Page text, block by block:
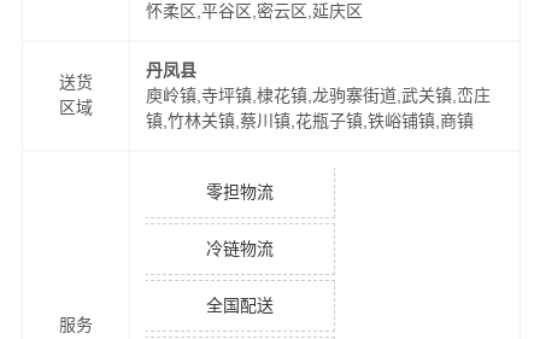
怀柔区,平谷区,密云区,延庆区
送货
区域
丹凤县
庾岭镇,寺坪镇,棣花镇,龙驹寨街道,武关镇,峦庄
镇,竹林关镇,蔡川镇,花瓶子镇,铁峪铺镇,商镇
服务
零担物流
冷链物流
全国配送